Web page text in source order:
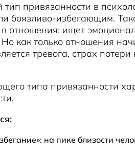
привязанности в
боязливо-избегающим.
отношения: ищет
как только отношения
тревога, страх
типа привязанности
на пике близости